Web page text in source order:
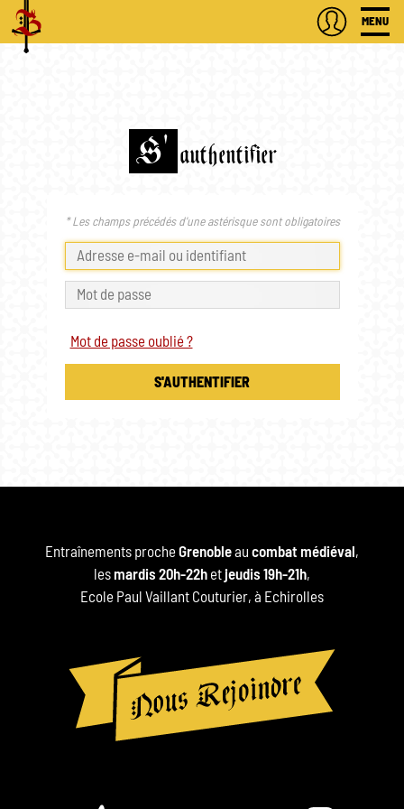
MENU
S' authentifier
* Les champs précédés d'une astérisque sont obligatoires
Mot de passe oublié ?
S'AUTHENTIFIER
Entraînements procheGrenobleau combat médiéval ,
les mardis 20h-22h etjeudis 19h-21h,
Ecole Paul Vaillant Couturier, à Echirolles